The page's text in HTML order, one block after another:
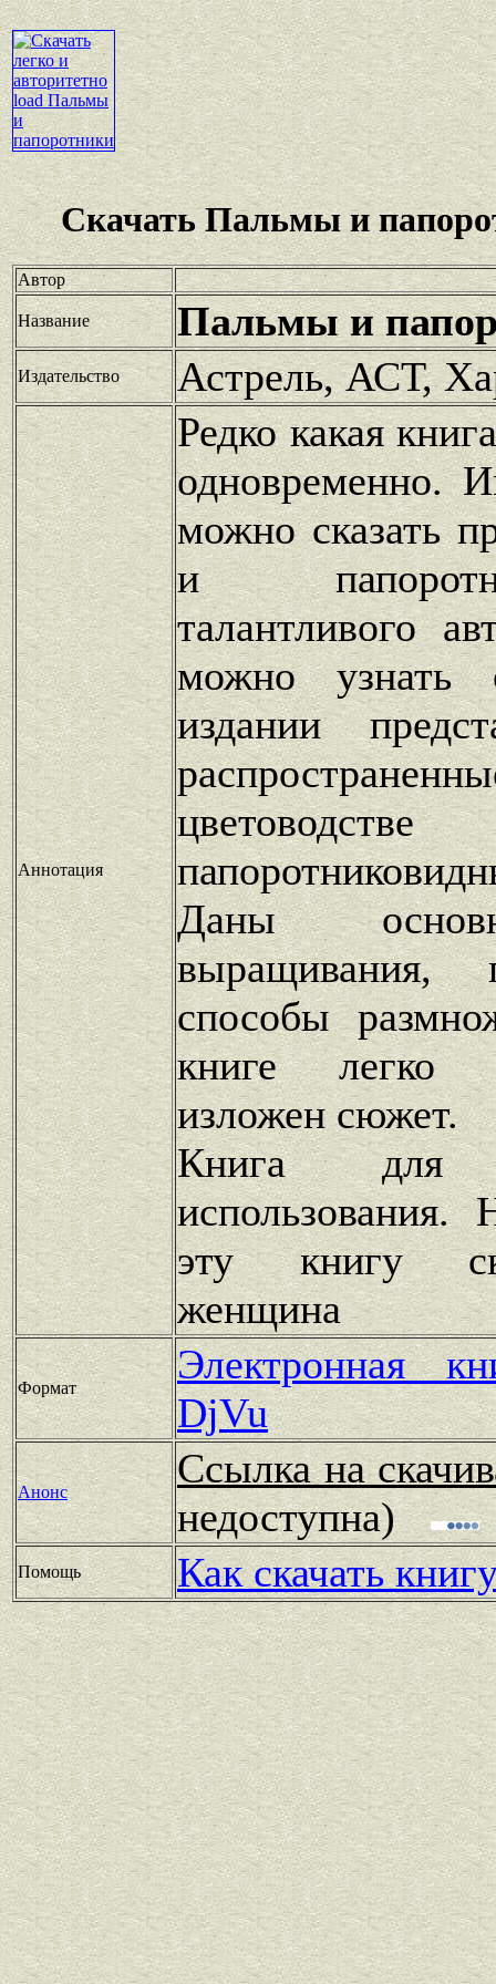
Скачать Пальмы и
Автор
Название Пальмы и
Издательство Астрель, АСТ,
Аннотация
Редко какая
одновременно.
можно сказать
и
талантливого
можно
издании
Даны
выращивания,
способы
книге легко
изложен сюжет.
Книга для
использования.
эту книгу
женщина
Формат
Электронная
DjVu
Анонс
Ссылка на
недоступна)
Помощь Как скачать